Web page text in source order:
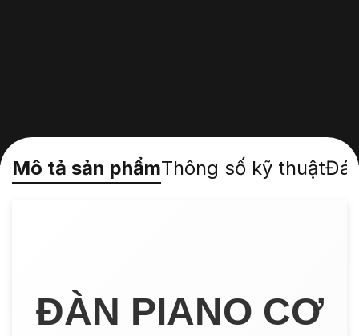
Mô tả sản phẩmThông số kỹ thuật
ĐÀN PIANO CƠ